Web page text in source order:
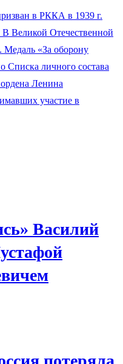
в РККА в 1939 г.
Великой Отечественной
«За оборону
Списка личного состава
Ленина
участие в
Василий